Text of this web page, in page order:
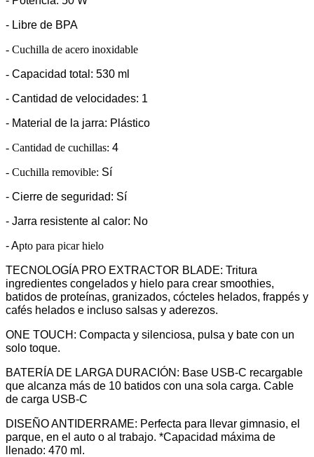
- Libre de BPA
- Cuchilla de acero inoxidable
- Capacidad total: 530 ml
- Cantidad de velocidades: 1
- Material de la jarra: Plástico
- Cantidad de cuchillas: 4
- Cuchilla removible: Sí
- Cierre de seguridad: Sí
- Jarra resistente al calor: No
- Apto para picar hielo
TECNOLOGÍA PRO EXTRACTOR BLADE: Tritura
ingredientes congelados y hielo para crear smoothies,
batidos de proteínas, granizados, cócteles helados, frappés y
cafés helados e incluso salsas y aderezos.
ONE TOUCH: Compacta y silenciosa, pulsa y bate con un
solo toque.
BATERÍA DE LARGA DURACIÓN: Base USB-C recargable
que alcanza más de 10 batidos con una sola carga. Cable
de carga USB-C
DISEÑO ANTIDERRAME: Perfecta para llevar gimnasio, el
parque, en el auto o al trabajo. *Capacidad máxima de
llenado: 470 ml.